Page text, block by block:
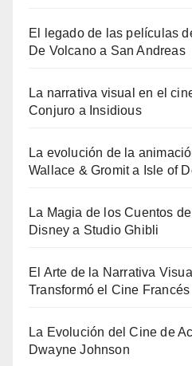
El legado de las películas
De Volcano a San Andreas
La narrativa visual en el
Conjuro a Insidious
La evolución de la
Wallace & Gromit a Isle of
La Magia de los Cuentos
Disney a Studio Ghibli
El Arte de la Narrativa
Transformó el Cine Francés
La Evolución del Cine de
Dwayne Johnson